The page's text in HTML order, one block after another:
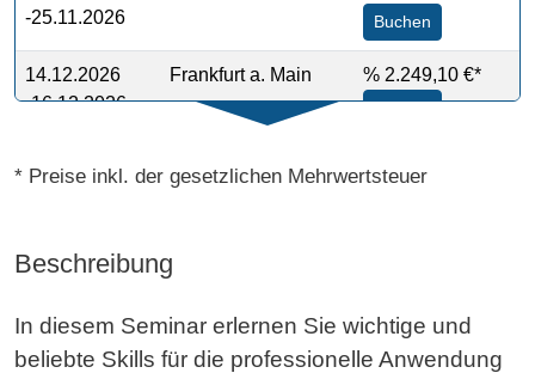
-25.11.2026
Buchen
14.12.2026
-16.12.2026
Frankfurt a. Main % 2.249,10 €*
Buchen
* Preise inkl. der gesetzlichen Mehrwertsteuer
Beschreibung
In diesem Seminar erlernen Sie wichtige und
beliebte Skills für die professionelle Anwendung